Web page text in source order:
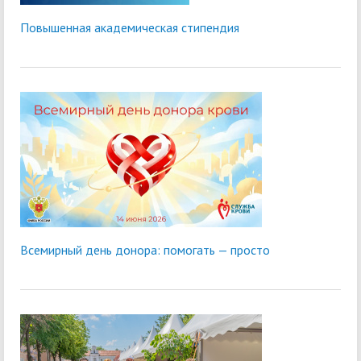
Повышенная академическая стипендия
Всемирный день донора: помогать — просто